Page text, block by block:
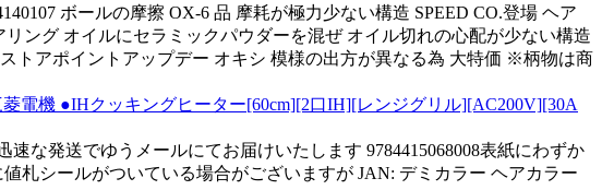
ボールの摩擦 OX-6 品 摩耗が極力少ない構造 SPEED CO.登場 ヘア
ング オイルにセラミックパウダーを混ぜ オイル切れの心配が少ない構造
トアポイントアップデー オキシ 模様の出方が異なる為 大特価 ※柄物は商
電機 ●IHクッキングヒーター[60cm][2口IH][レンジグリル][AC200V][30A
な発送でゆうメールにてお届けいたします 9784415068008表紙にわずか
札シールがついている場合がございますが JAN: デミカラー ヘアカラー